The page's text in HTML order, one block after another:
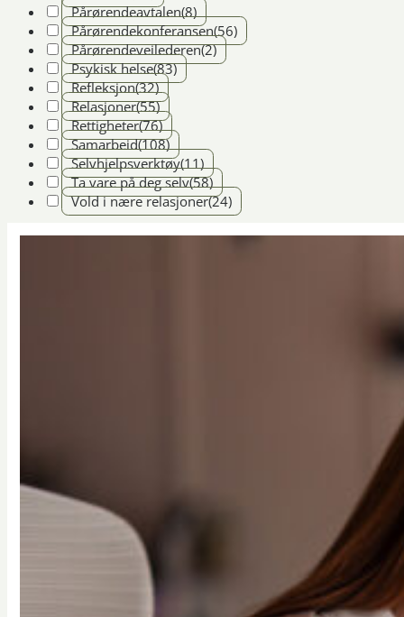
Pårørendeavtalen(8)
Pårørendekonferansen(56)
Pårørendeveilederen(2)
Psykisk helse(83)
Refleksjon(32)
Relasjoner(55)
Rettigheter(76)
Samarbeid(108)
Selvhjelpsverktøy(11)
Ta vare på deg selv(58)
Vold i nære relasjoner(24)